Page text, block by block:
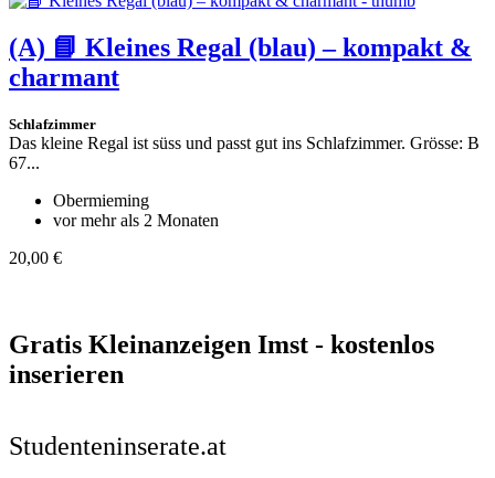
(A) 📘 Kleines Regal (blau) – kompakt &
charmant
Schlafzimmer
Das kleine Regal ist süss und passt gut ins Schlafzimmer. Grösse: B
67...
Obermieming
vor mehr als 2 Monaten
20,00 €
Gratis Kleinanzeigen Imst - kostenlos
inserieren
Studenteninserate.at